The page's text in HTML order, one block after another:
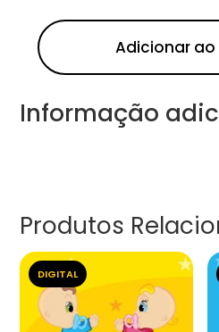
Adicionar ao
Informação
Produtos
DIGITAL